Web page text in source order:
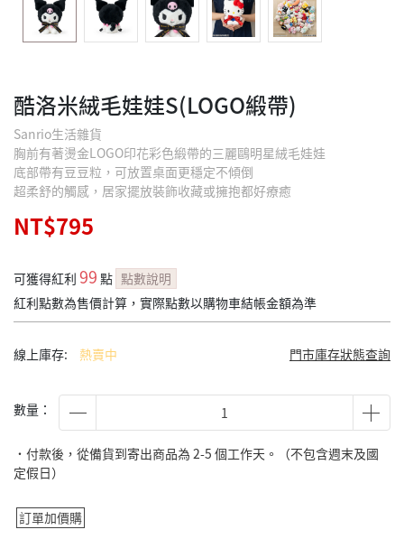
酷洛米絨毛娃娃S(LOGO緞帶)
Sanrio生活雜貨
胸前有著燙金LOGO印花彩色緞帶的三麗鷗明星絨毛娃娃
底部帶有豆豆粒，可放置桌面更穩定不傾倒
超柔舒的觸感，居家擺放裝飾收藏或擁抱都好療癒
NT$795
可獲得紅利 99 點 點數說明
紅利點數為售價計算，實際點數以購物車結帳金額為準
線上庫存: 熱賣中 門市庫存狀態查詢
數量：
˙付款後，從備貨到寄出商品為 2-5 個工作天。（不包含週末及國
定假日）
訂單加價購